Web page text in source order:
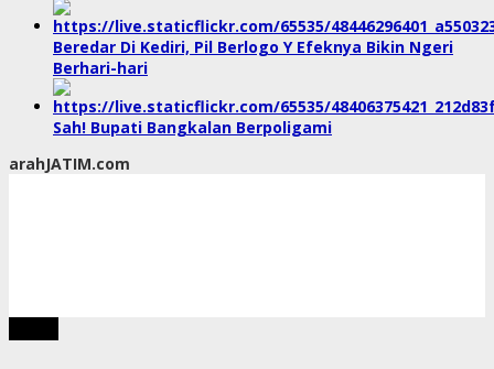
Beredar Di Kediri, Pil Berlogo Y Efeknya Bikin Ngeri
Berhari-hari
Sah! Bupati Bangkalan Berpoligami
arahJATIM.com